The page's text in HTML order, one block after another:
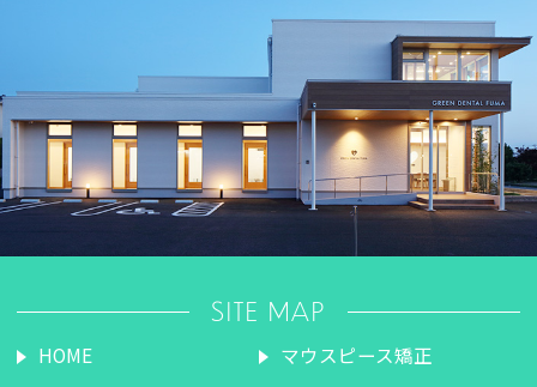
SITE MAP
HOME
マウスピース矯正